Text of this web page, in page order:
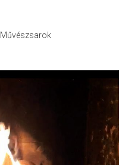
Művészsarok